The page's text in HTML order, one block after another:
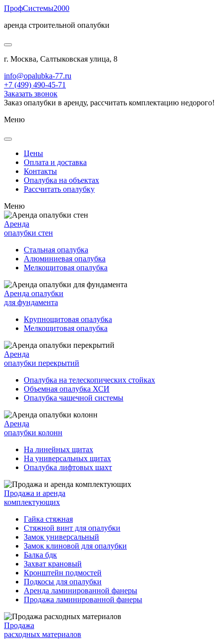
ПрофСистемы2000
аренда строительной опалубки
г. Москва, Салтыковская улица, 8
info@opalubka-77.ru
+7 (499) 490-45-71
Заказать звонок
Заказ опалубки в аренду, рассчитать комплектацию недорого!
Меню
Цены
Оплата и доставка
Контакты
Опалубка на объектах
Рассчитать опалубку
Меню
Аренда
опалубки стен
Стальная опалубка
Алюминиевая опалубка
Мелкощитовая опалубка
Аренда опалубки
для фундамента
Крупнощитовая опалубка
Мелкощитовая опалубка
Аренда
опалубки перекрытий
Опалубка на телескопических стойках
Объемная опалубка ХСИ
Опалубка чашечной системы
Аренда
опалубки колонн
На линейных щитах
На универсальных щитах
Опалубка лифтовых шахт
Продажа и аренда
комплектующих
Гайка стяжная
Стяжной винт для опалубки
Замок универсальный
Замок клиновой для опалубки
Балка бдк
Захват крановый
Кронштейн подмостей
Подкосы для опалубки
Аренда ламинированной фанеры
Продажа ламинированной фанеры
Продажа
расходных материалов